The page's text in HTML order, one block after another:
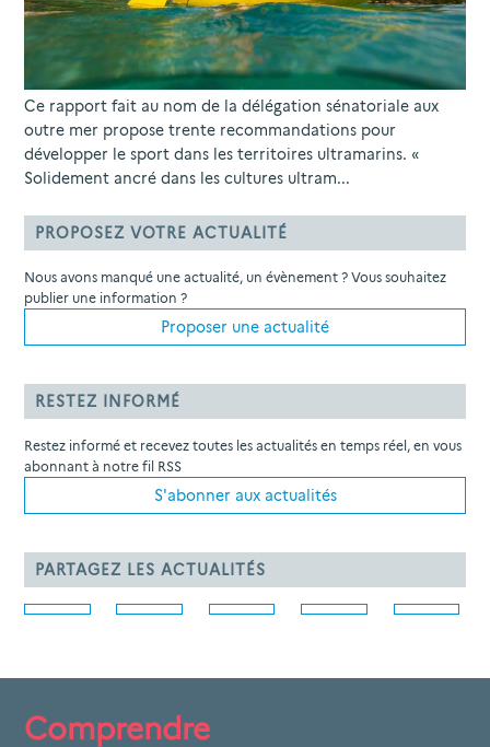
Ce rapport fait au nom de la délégation sénatoriale aux
outre mer propose trente recommandations pour
développer le sport dans les territoires ultramarins. «
Solidement ancré dans les cultures ultram...
PROPOSEZ VOTRE ACTUALITÉ
Nous avons manqué une actualité, un évènement ? Vous souhaitez
publier une information ?
Proposer une actualité
RESTEZ INFORMÉ
Restez informé et recevez toutes les actualités en temps réel, en vous
abonnant à notre fil RSS
S'abonner aux actualités
PARTAGEZ LES ACTUALITÉS
Comprendre